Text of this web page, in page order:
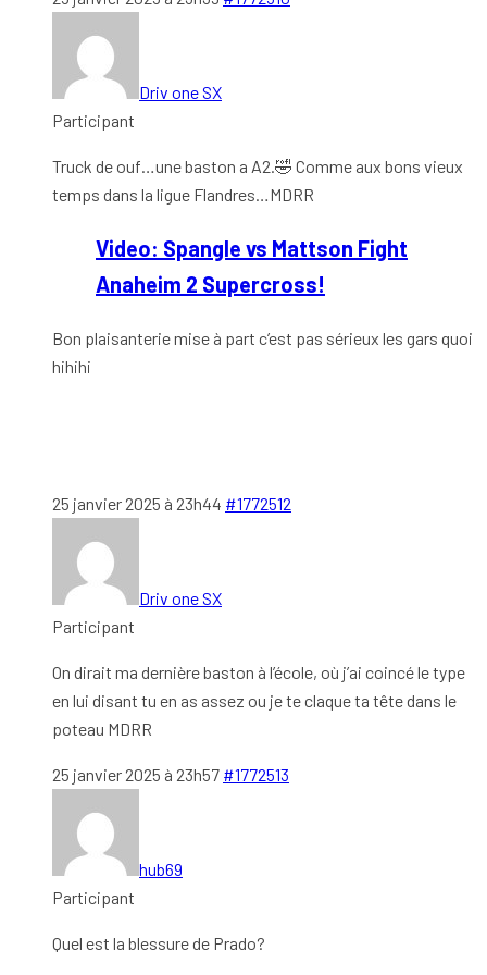
Driv one SX
Participant
Truck de ouf…une baston a A2.🤣 Comme aux bons vieux
temps dans la ligue Flandres…MDRR
Video: Spangle vs Mattson Fight
Anaheim 2 Supercross!
Bon plaisanterie mise à part c’est pas sérieux les gars quoi
hihihi
25 janvier 2025 à 23h44 #1772512
Driv one SX
Participant
On dirait ma dernière baston à l’école, où j’ai coincé le type
en lui disant tu en as assez ou je te claque ta tête dans le
poteau MDRR
25 janvier 2025 à 23h57 #1772513
hub69
Participant
Quel est la blessure de Prado?